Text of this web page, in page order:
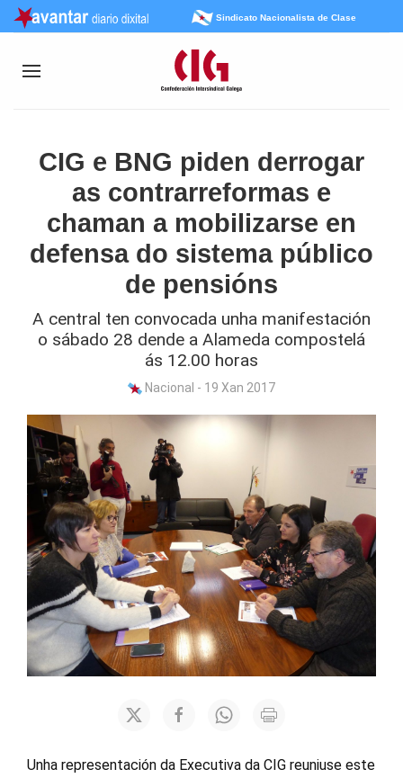
Sindicato Nacionalista de Clase
CIG e BNG piden derrogar
as contrarreformas e
chaman a mobilizarse en
defensa do sistema público
de pensións
A central ten convocada unha manifestación
o sábado 28 dende a Alameda compostelá
ás 12.00 horas
Nacional - 19 Xan 2017
Unha representación da Executiva da CIG reuniuse este